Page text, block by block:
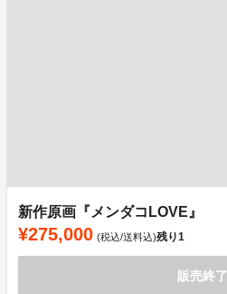
新作原画『メンダコLOVE』
¥275,000 (税込/送料込)残り1
販売終了